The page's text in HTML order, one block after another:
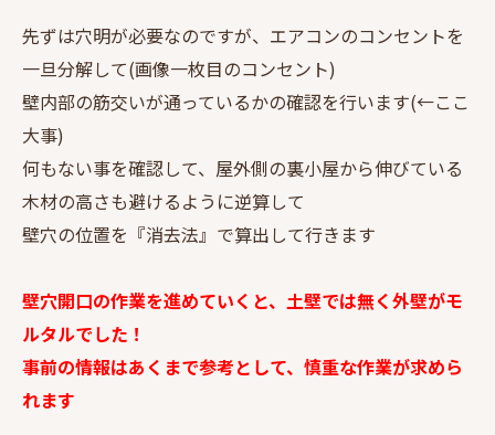
先ずは穴明が必要なのですが、エアコンのコンセントを
一旦分解して(画像一枚目のコンセント)
壁内部の筋交いが通っているかの確認を行います(←ここ
大事)
何もない事を確認して、屋外側の裏小屋から伸びている
木材の高さも避けるように逆算して
壁穴の位置を『消去法』で算出して行きます
壁穴開口の作業を進めていくと、土壁では無く外壁がモ
ルタルでした！
事前の情報はあくまで参考として、慎重な作業が求めら
れます